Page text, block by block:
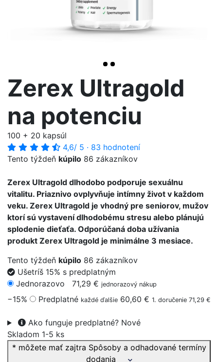
Zerex Ultragold
na potenciu
100 + 20 kapsúl
4,6/ 5 · 83 hodnotení
Tento týždeň kúpilo 86 zákazníkov
Zerex Ultragold dlhodobo podporuje sexuálnu
vitalitu. Priaznivo ovplyvňuje intímny život v každom
veku. Zerex Ultragold je vhodný pre seniorov, mužov
ktorí sú vystavení dlhodobému stresu alebo plánujú
splodenie dieťaťa. Odporúčaná doba užívania
produkt Zerex Ultragold je minimálne 3 mesiace.
Tento týždeň kúpilo 86 zákazníkov
Ušetríš 15% s predplatným
Jednorazovo
71,29 € jednorazový nákup
−15% Predplatné každé ďalšie 60,60 € 1. doručenie 71,29 €
Ako funguje predplatné? Nové
Skladom 1-5 ks
* môžete mať zajtra Spôsoby a odhadované termíny
dodania